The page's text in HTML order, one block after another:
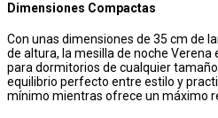
Dimensiones Compactas
Con unas dimensiones de 35 cm de
de altura, la mesilla de noche Verena
para dormitorios de cualquier
equilibrio perfecto entre estilo y
mínimo mientras ofrece un máximo